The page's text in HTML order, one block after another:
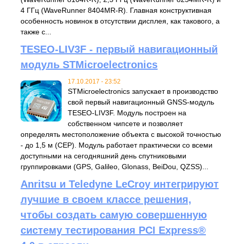
4 ГГц (WaveRunner 8404MR-R). Главная конструктивная
особенность новинок в отсутствии дисплея, как такового, а
также с...
TESEO-LIV3F - первый навигационный
модуль STMicroelectronics
17.10.2017 - 23:52
STMicroelectronics запускает в производство
свой первый навигационный GNSS-модуль
TESEO-LIV3F. Модуль построен на
собственном чипсете и позволяет
определять местоположение объекта с высокой точностью
- до 1,5 м (CEP). Модуль работает практически со всеми
доступными на сегодняшний день спутниковыми
группировками (GPS, Galileo, Glonass, BeiDou, QZSS)...
Anritsu и Teledyne LeCroy интегрируют
лучшие в своем классе решения,
чтобы создать самую совершенную
систему тестирования PCI Express®